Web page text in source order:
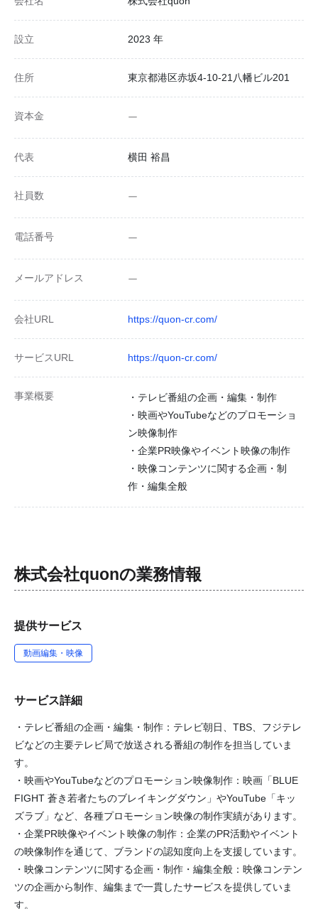
設立 2023 年
住所 東京都港区赤坂4-10-21八幡ビル201
資本金 ー
代表 横田 裕昌
社員数 ー
電話番号 ー
メールアドレス ー
会社URL https://quon-cr.com/
サービスURL https://quon-cr.com/
事業概要
・テレビ番組の企画・編集・制作
・映画やYouTubeなどのプロモーショ
ン映像制作
・企業PR映像やイベント映像の制作
・映像コンテンツに関する企画・制
作・編集全般
株式会社quonの業務情報
提供サービス
動画編集・映像
サービス詳細
・テレビ番組の企画・編集・制作：テレビ朝日、TBS、フジテレ
ビなどの主要テレビ局で放送される番組の制作を担当していま
す。
・映画やYouTubeなどのプロモーション映像制作：映画「BLUE
FIGHT 蒼き若者たちのブレイキングダウン」やYouTube「キッ
ズラブ」など、各種プロモーション映像の制作実績があります。
・企業PR映像やイベント映像の制作：企業のPR活動やイベント
の映像制作を通じて、ブランドの認知度向上を支援しています。
・映像コンテンツに関する企画・制作・編集全般：映像コンテン
ツの企画から制作、編集まで一貫したサービスを提供していま
す。